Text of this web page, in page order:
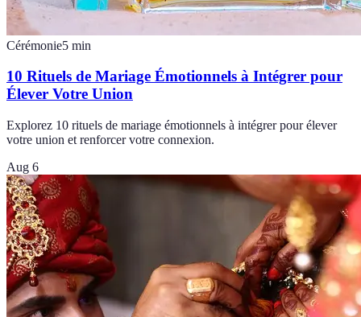
Cérémonie5 min
10 Rituels de Mariage Émotionnels à Intégrer pour
Élever Votre Union
Explorez 10 rituels de mariage émotionnels à intégrer pour élever
votre union et renforcer votre connexion.
Aug 6